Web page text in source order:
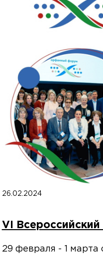
26.02.2024
VI
29 февраля - 1